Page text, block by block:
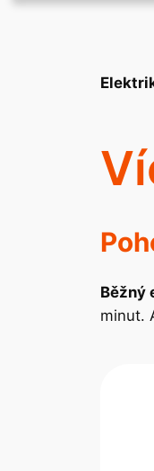
Běžný
minut.